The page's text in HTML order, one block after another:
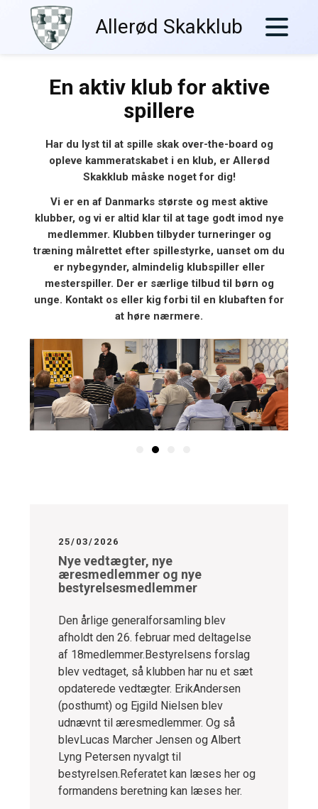
Allerød Skakklub
En aktiv klub for aktive
spillere
Har du lyst til at spille skak over-the-board og
opleve kammeratskabet i en klub, er Allerød
Skakklub måske noget for dig!
Vi er en af Danmarks største og mest aktive
klubber, og vi er altid klar til at tage godt imod nye
medlemmer. Klubben tilbyder turneringer og
træning målrettet efter spillestyrke, uanset om du
er nybegynder, almindelig klubspiller eller
mesterspiller. Der er særlige tilbud til børn og
unge. Kontakt os eller kig forbi til en klubaften for
at høre nærmere.
25/03/2026
Nye vedtægter, nye
æresmedlemmer og nye
bestyrelsesmedlemmer
Den årlige generalforsamling blev
afholdt den 26. februar med deltagelse
af 18medlemmer.Bestyrelsens forslag
blev vedtaget, så klubben har nu et sæt
opdaterede vedtægter. ErikAndersen
(posthumt) og Ejgild Nielsen blev
udnævnt til æresmedlemmer. Og så
blevLucas Marcher Jensen og Albert
Lyng Petersen nyvalgt til
bestyrelsen.Referatet kan læses her og
formandens beretning kan læses her.